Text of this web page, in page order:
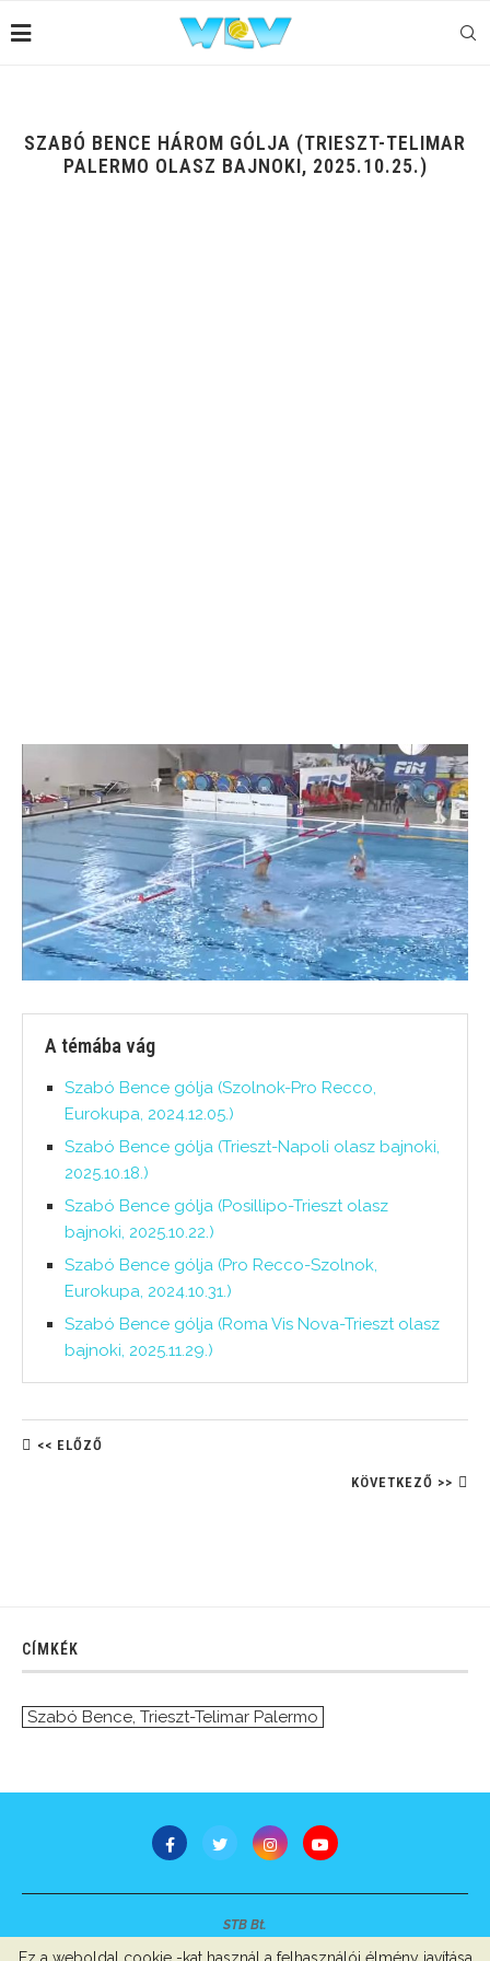
SZABÓ BENCE HÁROM GÓLJA (TRIESZT-TELIMAR
PALERMO OLASZ BAJNOKI, 2025.10.25.)
A témába vág
Szabó Bence gólja (Szolnok-Pro Recco,
Eurokupa, 2024.12.05.)
Szabó Bence gólja (Trieszt-Napoli olasz bajnoki,
2025.10.18.)
Szabó Bence gólja (Posillipo-Trieszt olasz
bajnoki, 2025.10.22.)
Szabó Bence gólja (Pro Recco-Szolnok,
Eurokupa, 2024.10.31.)
Szabó Bence gólja (Roma Vis Nova-Trieszt olasz
bajnoki, 2025.11.29.)
<< ELŐZŐ
KÖVETKEZŐ >>
CÍMKÉK
Szabó Bence Trieszt-Telimar Palermo
STB Bt.
Minden jog fenntartva © 2007-2022